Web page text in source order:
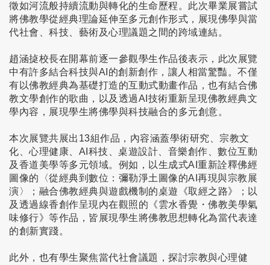
徵如河流般持續流動與轉化的生命歷程。此次畢業展嘗試
將佛教學從經典理論延伸至多元創作形式，展現佛學與當
代社會、科技、藝術及心理議題之間的跨域連結。
趙涵㨗校長在開幕前逐一參觀學生作品後表示，此次展覽
中有許多結合科技與AI的創新創作，讓人相當驚豔。不僅
有以佛教經典為基礎打造的互動式動畫作品，也有結合佛
教文學創作的歌曲，以及透過AI技術重新呈現佛教經典文
學內容，展現學生將佛學與科技融合的多元創意。
本次展覽共展出13組作品，內容涵蓋學術研究、宗教文
化、心理健康、AI科技、桌遊設計、音樂創作、數位互動
及香道美學等多元領域。例如，以生成式AI重新詮釋佛經
圖像的〈從經典到數位：彌勒淨土圖像的AI再現與宗教展
演〉；融合佛教經典與遊戲機制的桌遊《取經之路》；以
及透過線香創作呈現內在觀照的《雲水香覺・佛教美學氣
味修行》等作品，皆展現學生將佛教思想轉化為當代表達
的創新實踐。
此外，也有學生聚焦當代社會議題，探討宗教與心理健